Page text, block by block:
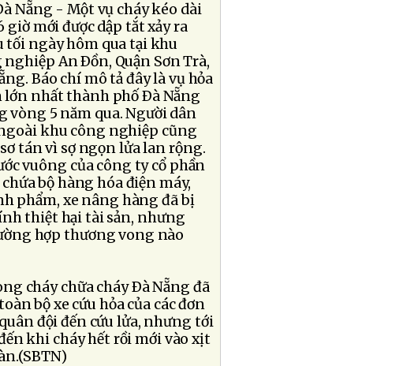
Nẵng - Một vụ cháy kéo dài
giờ mới được dập tắt xảy ra
tối ngày hôm qua tại khu
nghiệp An Ðồn, Quận Sơn Trà,
Báo chí mô tả đây là vụ hỏa
lớn nhất thành phố Ðà Nẵng
vòng 5 năm qua. Người dân
khu công nghiệp cũng
tán vì sợ ngọn lửa lan rộng.
vuông của công ty cổ phần
bộ hàng hóa điện máy,
phẩm, xe nâng hàng đã bị
thiệt hại tài sản, nhưng
hợp thương vong nào
cháy chữa cháy Ðà Nẵng đã
bộ xe cứu hỏa của các đơn
đội đến cứu lửa, nhưng tới
khi cháy hết rồi mới vào xịt